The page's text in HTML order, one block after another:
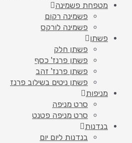
מטפחת פשמינה
פשמינה רקום
פשמינה לורקס
פשתן
פשתן חלק
פשתן פרנז' כסף
פשתן פרנז' זהב
פשתן ניטים בשילוב פרנז
מניפות
סרט מניפה
סרט מניפה פטנט
בנדנות
בנדנות ליום יום